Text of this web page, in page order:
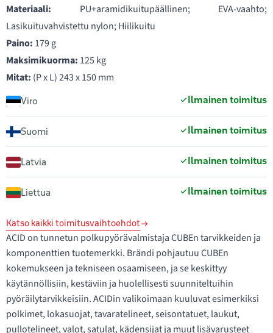
Materiaali: PU+aramidikuitupäällinen; EVA-vaahto;
Lasikuituvahvistettu nylon; Hiilikuitu
Paino: 179 g
Maksimikuorma: 125 kg
Mitat: (P x L) 243 x 150 mm
Viro Ilmainen toimitus
Suomi Ilmainen toimitus
Latvia Ilmainen toimitus
Liettua Ilmainen toimitus
Katso kaikki toimitusvaihtoehdot
ACID on tunnetun polkupyörävalmistaja CUBEn tarvikkeiden ja
komponenttien tuotemerkki. Brändi pohjautuu CUBEn
kokemukseen ja tekniseen osaamiseen, ja se keskittyy
käytännöllisiin, kestäviin ja huolellisesti suunniteltuihin
pyöräilytarvikkeisiin. ACIDin valikoimaan kuuluvat esimerkiksi
polkimet, lokasuojat, tavaratelineet, seisontatuet, laukut,
pullotelineet, valot, satulat, kädensijat ja muut lisävarusteet